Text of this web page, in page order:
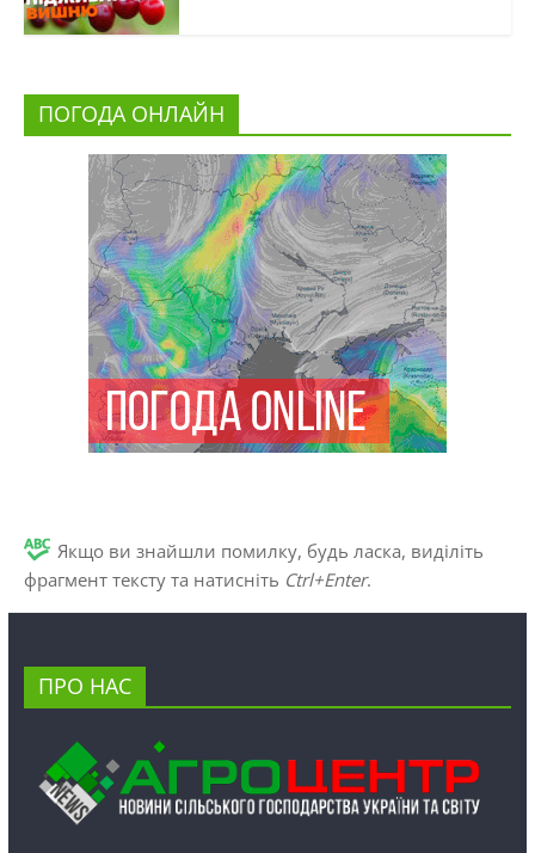
ПОГОДА ОНЛАЙН
Якщо ви знайшли помилку, будь ласка, виділіть
фрагмент тексту та натисніть Ctrl+Enter.
ПРО НАС